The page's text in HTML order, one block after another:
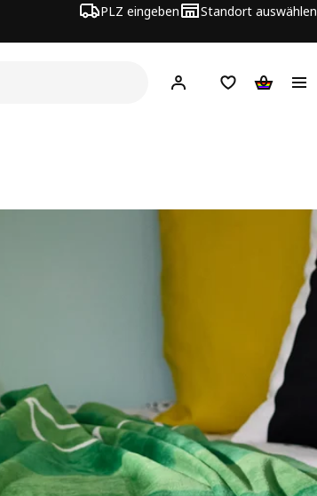
PLZ eingeben Standort auswählen
Hej! Hier einloggen
Merkzettel